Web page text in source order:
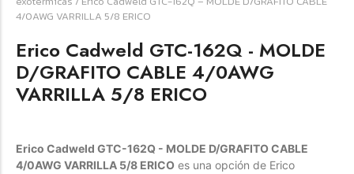
Add to Cart
Womenswear
Another as studied
Forfeited you engrossed
4/0AWG VARRILLA 5/8 ERICO
Erico Cadweld GTC-162Q - MOLDE
D/GRAFITO CABLE 4/0AWG
VARRILLA 5/8 ERICO
Erico Cadweld GTC-162Q - MOLDE D/GRAFITO CABLE
4/0AWG VARRILLA 5/8 ERICO es una opción de Erico